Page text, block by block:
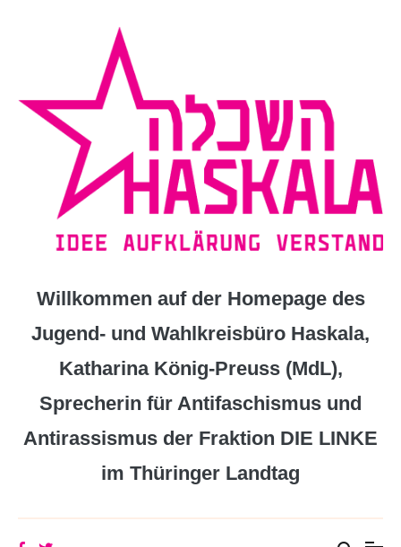
Willkommen auf der Homepage des
Jugend- und Wahlkreisbüro Haskala,
Katharina König-Preuss (MdL),
Sprecherin für Antifaschismus und
Antirassismus der Fraktion DIE LINKE
im Thüringer Landtag